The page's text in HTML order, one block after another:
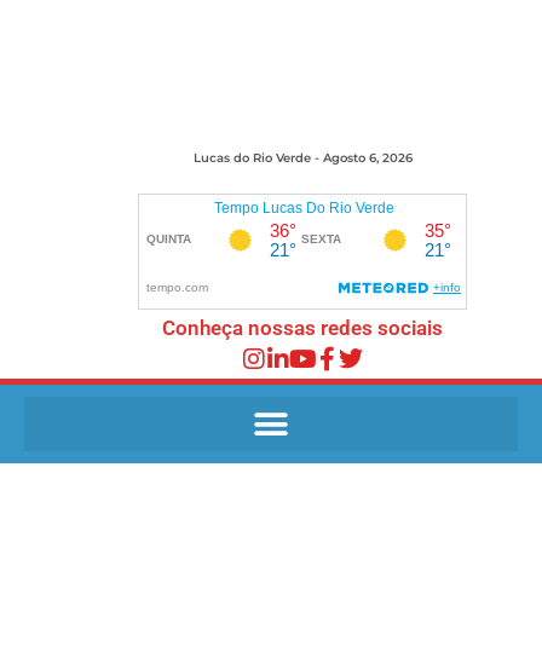
Lucas do Rio Verde - Agosto 6, 2026
Conheça nossas redes sociais